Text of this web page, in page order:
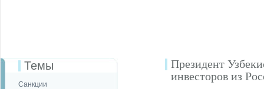
Темы
Санкции
Президент
инвесторов из